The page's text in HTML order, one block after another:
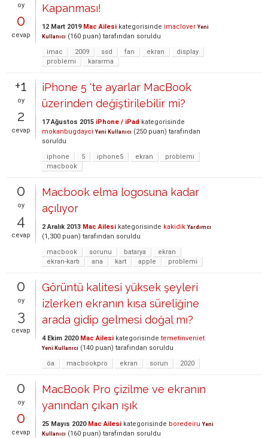
oy
0
cevap
Kapanması!
12 Mart 2019 Mac Ailesi kategorisinde imaclover Yeni
Kullanıcı (160 puan) tarafından soruldu
imac
2009 ssd fan ekran
display
problemi
kararma
+1
oy
2
cevap
iPhone 5 'te ayarlar MacBook
üzerinden değiştirilebilir mi?
17 Ağustos 2015 iPhone / iPad kategorisinde
mokanbugdayci Yeni Kullanıcı (250 puan) tarafından
soruldu
iphone
5 iphone5 ekran
problemi
macbook
0
oy
4
cevap
Macbook elma logosuna kadar
açılıyor
2 Aralık 2013 Mac Ailesi kategorisinde kakidik Yardımcı
(1,300 puan) tarafından soruldu
macbook
sorunu batarya
ekran
ekran-kartı
ana kart apple problemi
0
oy
3
cevap
Görüntü kalitesi yüksek şeyleri
izlerken ekranın kısa süreliğine
arada gidip gelmesi doğal mı?
4 Ekim 2020 Mac Ailesi kategorisinde temetinveniet
Yeni Kullanıcı (140 puan) tarafından soruldu
öa
macbookpro ekran sorun 2020
0
oy
0
cevap
MacBook Pro çizilme ve ekranın
yanından çıkan ışık
25 Mayıs 2020 Mac Ailesi kategorisinde boredeiru Yeni
Kullanıcı (160 puan) tarafından soruldu